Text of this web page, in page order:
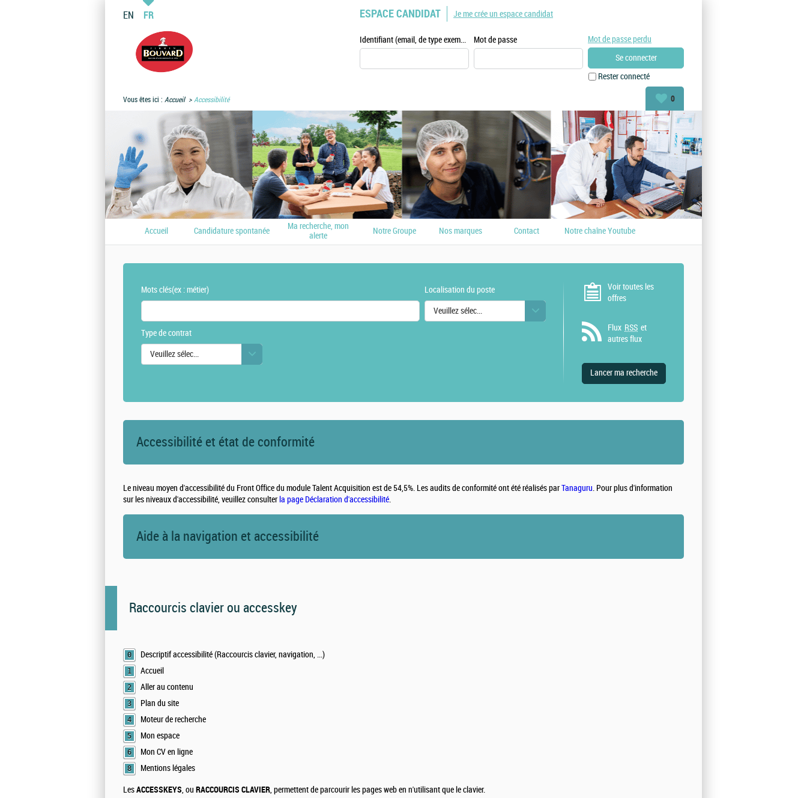
EN FR ESPACE CANDIDAT
Identifiant (email, de type exemple@exemple.fr) Mot de passe
Rester connecté
Mot de passe perdu
Je me crée un espace candidat
Vous êtes ici : Accueil Accessibilité 0
Accueil Candidature spontanée
Ma recherche, mon
alerte
Notre Groupe Nos marques Contact Notre chaîne Youtube
Mots clés(ex : métier) Localisation du poste
Veuillez sélectionner une ou des valeurs
Type de contrat
Veuillez sélectionner une ou des valeurs
Voir toutes les
offres
Flux RSS et
autres flux
Accessibilité et état de conformité
Le niveau moyen d'accessibilité du Front Office du module Talent Acquisition est de 54,5%. Les audits de conformité ont été réalisés parTanaguru. Pour plus d'information
sur les niveaux d'accessibilité, veuillez consulter la page Déclaration d'accessibilité.
Aide à la navigation et accessibilité
Raccourcis clavier ou accesskey
0 Descriptif accessibilité (Raccourcis clavier, navigation, ...)
1 Accueil
2 Aller au contenu
3 Plan du site
4 Moteur de recherche
5 Mon espace
6 Mon CV en ligne
8 Mentions légales
LesACCESSKEYS, ou RACCOURCIS CLAVIER, permettent de parcourir les pages web en n'utilisant que le clavier.